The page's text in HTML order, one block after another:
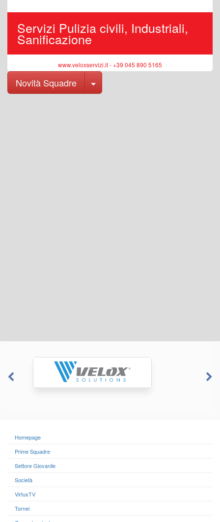
Servizi Pulizia civili, Industriali,
Sanificazione
www.veloxservizi.it - +39 045 890 5165
Novità Squadre Toggle Dropdown
Homepage
Prime Squadre
Settore Giovanile
Società
VirtusTV
Tornei